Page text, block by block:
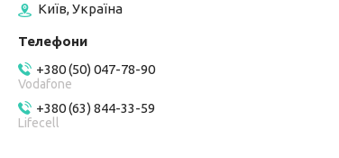
Київ, Україна
+380 (50) 047-78-90
Vodafone
+380 (63) 844-33-59
Lifecell